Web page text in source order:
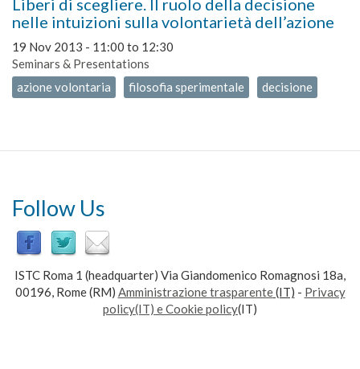
nelle intuizioni sulla volontarietà dell’azione
19 Nov 2013 - 11:00 to 12:30
Seminars & Presentations
azione volontaria
filosofia sperimentale decisione
Follow Us
ISTC Roma 1 (headquarter) Via Giandomenico Romagnosi 18a,
00196, Rome (RM) Amministrazione trasparente(IT) - Privacy
policy(IT) e Cookie policy(IT)